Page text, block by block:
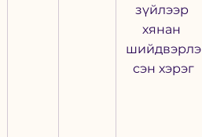
зүйлээр
хянан
шийдвэрлэ
сэн хэрэг